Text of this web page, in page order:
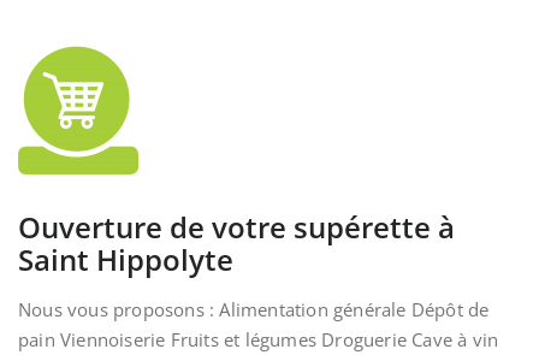
Ouverture de votre supérette à
Saint Hippolyte
Nous vous proposons : Alimentation générale Dépôt de
pain Viennoiserie Fruits et légumes Droguerie Cave à vin